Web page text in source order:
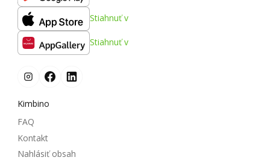
Stiahnuť v
Stiahnuť v
Kimbino
FAQ
Kontakt
Nahlásiť obsah